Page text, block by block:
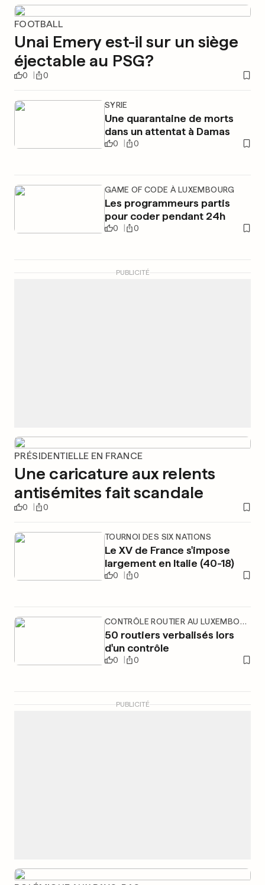
FOOTBALL
Unai Emery est-il sur un siège
éjectable au PSG?
0 0
SYRIE
Une quarantaine de morts
dans un attentat à Damas
0 0
GAME OF CODE À LUXEMBOURG
Les programmeurs partis
pour coder pendant 24h
0 0
PUBLICITÉ
PRÉSIDENTIELLE EN FRANCE
Une caricature aux relents
antisémites fait scandale
0 0
TOURNOI DES SIX NATIONS
Le XV de France s'impose
largement en Italie (40-18)
0 0
CONTRÔLE ROUTIER AU LUXEMBOURG
50 routiers verbalisés lors
d'un contrôle
0 0
PUBLICITÉ